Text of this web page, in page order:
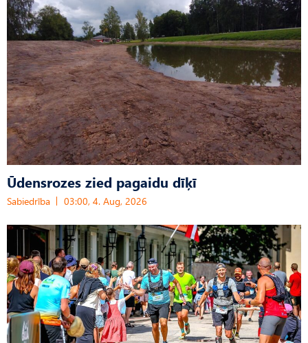
Ūdensrozes zied pagaidu dīķī
Sabiedrība 03:00, 4. Aug, 2026